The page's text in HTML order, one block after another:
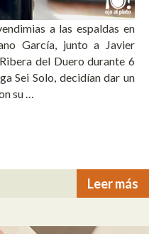
a las espaldas en
García, junto a Javier
del Duero durante 6
Sei Solo, decidían dar un
su …
Leer más